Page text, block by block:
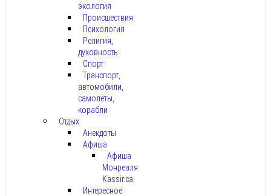
экология
Происшествия
Психология
Религия,
духовность
Спорт
Транспорт,
автомобили,
самолёты,
корабли
Отдых
Анекдоты
Афиша
Афиша
Монреаля:
Kassir.ca
Интересное